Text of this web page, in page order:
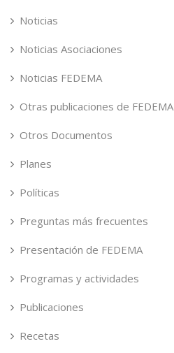
Noticias
Noticias Asociaciones
Noticias FEDEMA
Otras publicaciones de FEDEMA
Otros Documentos
Planes
Políticas
Preguntas más frecuentes
Presentación de FEDEMA
Programas y actividades
Publicaciones
Recetas